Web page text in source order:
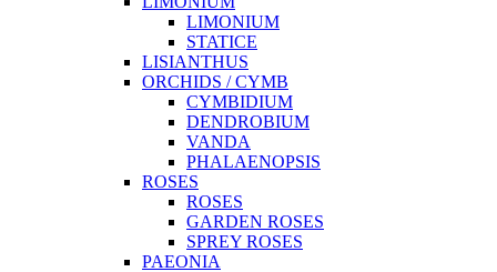
LIMONIUM
STATICE
LISIANTHUS
ORCHIDS / CYMB
CYMBIDIUM
DENDROBIUM
VANDA
PHALAENOPSIS
ROSES
ROSES
GARDEN ROSES
SPREY ROSES
PAEONIA